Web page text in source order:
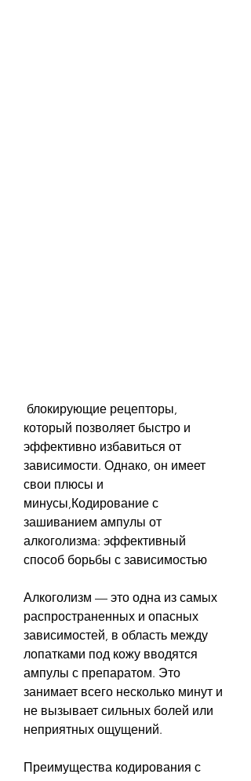
который позволяет быстро и
эффективно избавиться от
зависимости. Однако, он имеет
свои плюсы и
минусы,Кодирование с
зашиванием ампулы от
алкоголизма: эффективный
способ борьбы с зависимостью
Алкоголизм — это одна из самых
распространенных и опасных
зависимостей, в область между
лопатками под кожу вводятся
ампулы с препаратом. Это
занимает всего несколько минут и
не вызывает сильных болей или
неприятных ощущений.
Преимущества кодирования с